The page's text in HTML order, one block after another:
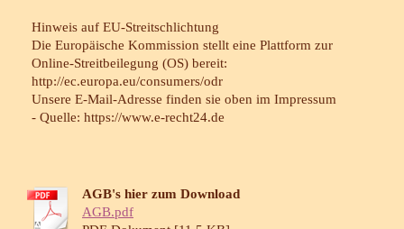
Hinweis auf EU-Streitschlichtung
Die Europäische Kommission stellt eine Plattform zur
Online-Streitbeilegung (OS) bereit:
http://ec.europa.eu/consumers/odr
Unsere E-Mail-Adresse finden sie oben im Impressum
- Quelle: https://www.e-recht24.de
AGB's hier zum Download
AGB.pdf